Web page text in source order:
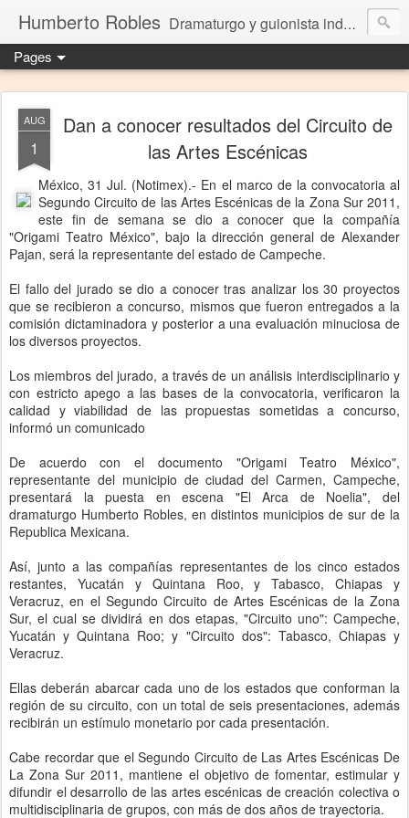
Humberto Robles Dramaturgo y guionista independiente
Pages
AUG
1
Dan a conocer resultados del Circuito de
las Artes Escénicas
México, 31 Jul. (Notimex).- En el marco de la convocatoria al
Segundo Circuito de las Artes Escénicas de la Zona Sur 2011,
este fin de semana se dio a conocer que la compañía
"Origami Teatro México", bajo la dirección general de Alexander
Pajan, será la representante del estado de Campeche.
El fallo del jurado se dio a conocer tras analizar los 30 proyectos
que se recibieron a concurso, mismos que fueron entregados a la
comisión dictaminadora y posterior a una evaluación minuciosa de
los diversos proyectos.
Los miembros del jurado, a través de un análisis interdisciplinario y
con estricto apego a las bases de la convocatoria, verificaron la
calidad y viabilidad de las propuestas sometidas a concurso,
informó un comunicado
De acuerdo con el documento "Origami Teatro México",
representante del municipio de ciudad del Carmen, Campeche,
presentará la puesta en escena "El Arca de Noelia", del
dramaturgo Humberto Robles, en distintos municipios de sur de la
Republica Mexicana.
Así, junto a las compañías representantes de los cinco estados
restantes, Yucatán y Quintana Roo, y Tabasco, Chiapas y
Veracruz, en el Segundo Circuito de Artes Escénicas de la Zona
Sur, el cual se dividirá en dos etapas, "Circuito uno": Campeche,
Yucatán y Quintana Roo; y "Circuito dos": Tabasco, Chiapas y
Veracruz.
Ellas deberán abarcar cada uno de los estados que conforman la
región de su circuito, con un total de seis presentaciones, además
recibirán un estímulo monetario por cada presentación.
Cabe recordar que el Segundo Circuito de Las Artes Escénicas De
La Zona Sur 2011, mantiene el objetivo de fomentar, estimular y
difundir el desarrollo de las artes escénicas de creación colectiva o
multidisciplinaria de grupos, con más de dos años de trayectoria.